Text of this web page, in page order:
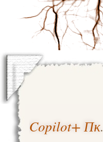
Copilot+ Пк.